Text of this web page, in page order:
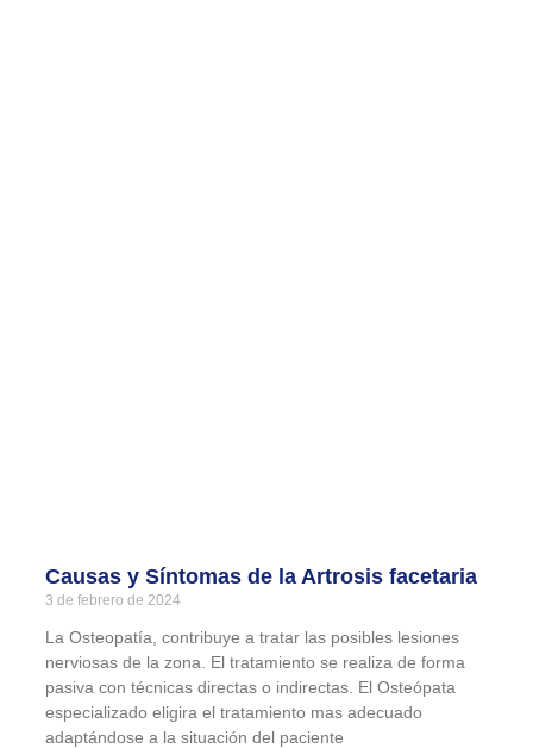
Causas y Síntomas de la Artrosis facetaria
3 de febrero de 2024
La Osteopatía, contribuye a tratar las posibles lesiones
nerviosas de la zona. El tratamiento se realiza de forma
pasiva con técnicas directas o indirectas. El Osteópata
especializado eligira el tratamiento mas adecuado
adaptándose a la situación del paciente